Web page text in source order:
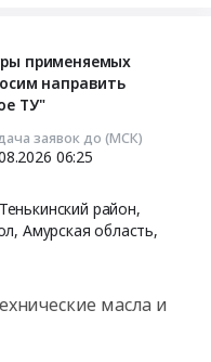
применяемых
направить
ТУ"
заявок до (МСК)
06:25
Амурская область,
масла и